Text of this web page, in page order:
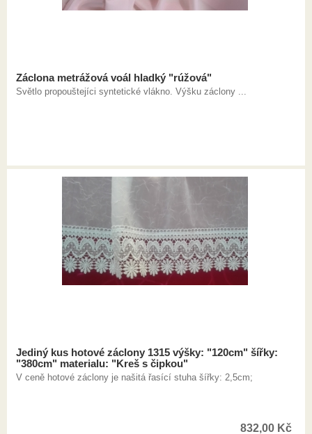
Záclona metrážová voál hladký "rúžová"
Světlo propouštejíci syntetické vlákno. Výšku záclony ...
Jediný kus hotové záclony 1315 výšky: "120cm" šířky:
"380cm" materialu: "Kreš s čipkou"
V ceně hotové záclony je našitá řasící stuha šířky: 2,5cm;
832,00 Kč